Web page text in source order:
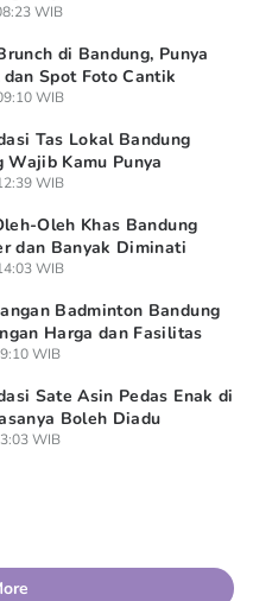
WIB
di Bandung, Punya
Spot Foto Cantik
WIB
Tas Lokal Bandung
Wajib Kamu Punya
WIB
Oleh Khas Bandung
dan Banyak Diminati
WIB
Badminton Bandung
Harga dan Fasilitas
WIB
Sate Asin Pedas Enak di
Boleh Diadu
WIB